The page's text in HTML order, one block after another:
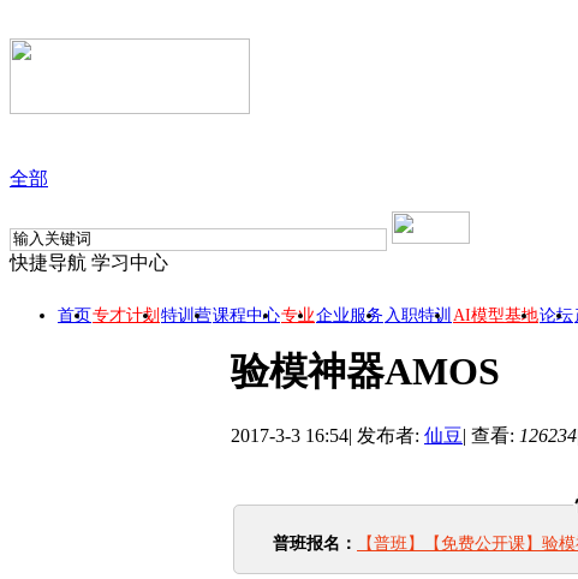
全部
快捷导航 学习中心
首页专才计划 特训营课程中心专业企业服务 入职特训 AI模型基地论坛
验模神器AMOS
2017-3-3 16:54| 发布者: 仙豆| 查看: 126234
普班报名： 【普班】【免费公开课】验